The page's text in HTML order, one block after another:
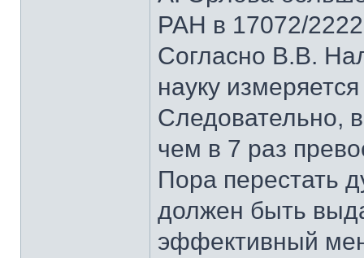
РАН в 17072/
Согласно В.В.
науку
Следовательно,
чем в 7 раз
Пора перестать
должен быть
эффективный